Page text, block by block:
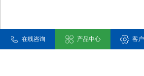
在线咨询 产品中心 客